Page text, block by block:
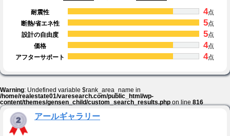
耐震性 4点
断熱/省エネ性
5点
設計の自由度
5点
価格
4点
アフターサポート
4点
Warning: Undefined variable $rank_area_name in
/home/realestate01/varesearch.com/public_html/wp-
content/themes/gensen_child/custom_search_results.phpon line816
アールギャラリー